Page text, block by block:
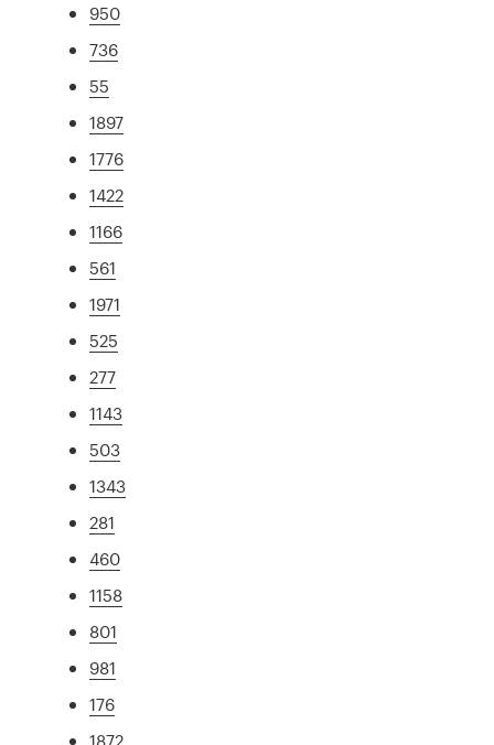
950
736
55
1897
1776
1422
1166
561
1971
525
277
1143
503
1343
281
460
1158
801
981
176
1872